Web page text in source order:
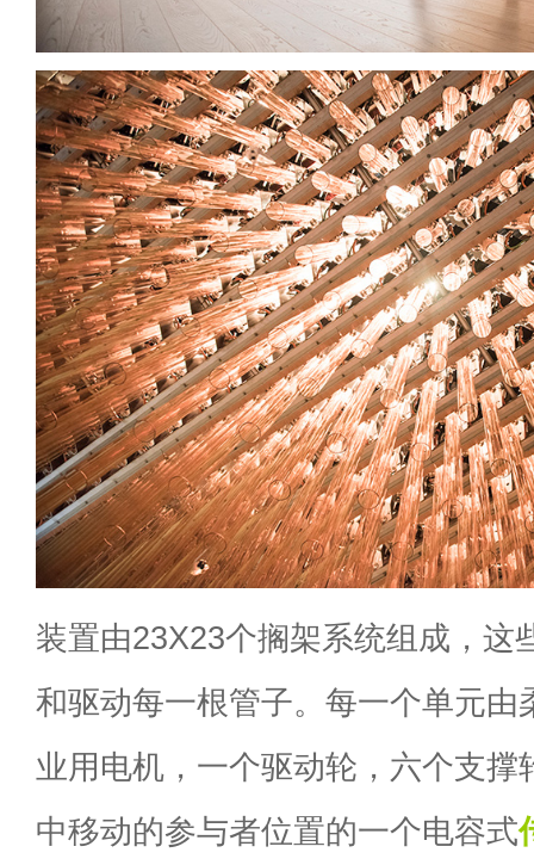
装置由23X23个搁架系统组成，这
和驱动每一根管子。每一个单元由
业用电机，一个驱动轮，六个支撑
中移动的参与者位置的一个电容式